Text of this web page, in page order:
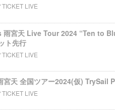
TICKET LIVE
雨宮天 Live Tour 2024 “Ten to
ト先行
TICKET LIVE
天 全国ツアー2024(仮) TrySail
TICKET LIVE